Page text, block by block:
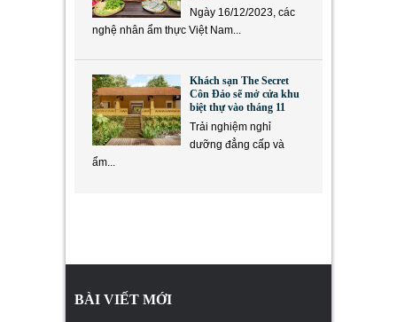
Ngày 16/12/2023, các
nghệ nhân ẩm thực Việt Nam...
Khách sạn The Secret
Côn Đảo sẽ mở cửa khu
biệt thự vào tháng 11
Trải nghiệm nghỉ
dưỡng đẳng cấp và
ẩm...
BÀI VIẾT MỚI